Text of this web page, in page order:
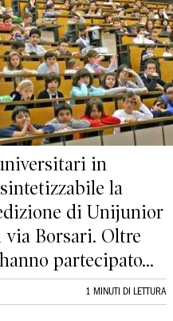
in
la
di Unijunior
Borsari. Oltre
partecipato...
1 MINUTI DI LETTURA